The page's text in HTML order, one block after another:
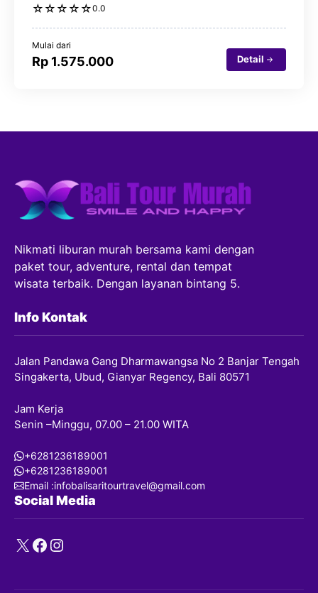
☆ ☆ ☆ ☆ ☆0.0
Mulai dari
Rp 1.575.000 Detail
Nikmati liburan murah bersama kami dengan
paket tour, adventure, rental dan tempat
wisata terbaik. Dengan layanan bintang 5.
Info Kontak
Jalan Pandawa Gang Dharmawangsa No 2 Banjar Tengah
Singakerta, Ubud, Gianyar Regency, Bali 80571
Jam Kerja
Senin –Minggu, 07.00 – 21.00 WITA
+6281236189001
+6281236189001
Email :infobalisaritourtravel@gmail.com
Social Media
X Facebook
Instagram